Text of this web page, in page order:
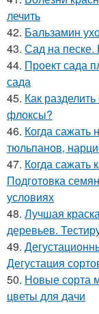
лечить
42. Бальзамин
43. Сад на песке.
44. Проект сада
сада
45. Как
флоксы?
46. Когда сажать
тюльпанов,
47. Когда сажать
Подготовка
условиях
48. Лучшая
деревьев.
49.
Дегустация
50. Новые сорта
цветы для дачи